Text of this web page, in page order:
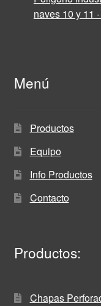
naves 10 y 11
Menú
Productos
Equipo
Info Productos
Contacto
Productos:
Chapas